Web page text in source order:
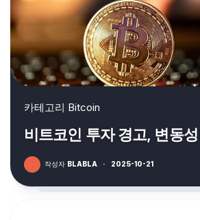
카테고리 Bitcoin
비트코인 투자 경고, 변동
작성자 BLABLA · 2025-10-21